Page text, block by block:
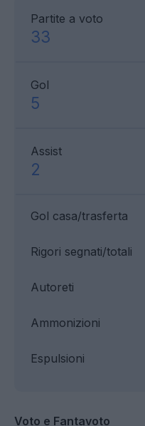
Partite a voto
33
Gol
5
Assist
2
Gol casa/trasferta
Ammonizioni
Rigori segnati/totali
Espulsioni
Autoreti
Voto e Fantavoto